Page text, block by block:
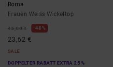
Roma
Frauen Weiss Wickeltop
45,00 € 48%
23,62 €
SALE
DOPPELTER RABATT EXTRA 25 %